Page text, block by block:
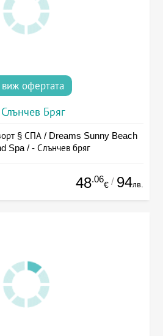
виж офертата
Слънчев Бряг
§ СПА / Dreams Sunny Beach
Spa / - Слънчев бряг
48.06
€ / 94лв.